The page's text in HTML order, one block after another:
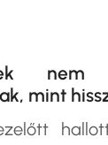
nem
mint